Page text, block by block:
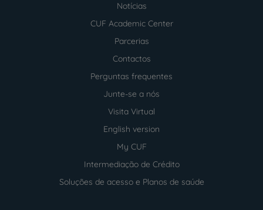
Notícias
CUF Academic Center
Parcerias
Contactos
Perguntas frequentes
Junte-se a nós
Visita Virtual
English version
My CUF
Intermediação de Crédito
Soluções de acesso e Planos de saúde